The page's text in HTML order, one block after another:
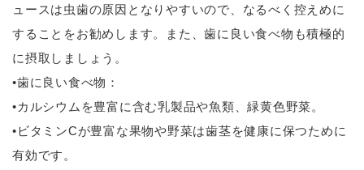
ュースは虫歯の原因となりやすいので、なるべく控えめに
することをお勧めします。また、歯に良い食べ物も積極的
に摂取しましょう。
•歯に良い食べ物：
•カルシウムを豊富に含む乳製品や魚類、緑黄色野菜。
•ビタミンCが豊富な果物や野菜は歯茎を健康に保つために
有効です。